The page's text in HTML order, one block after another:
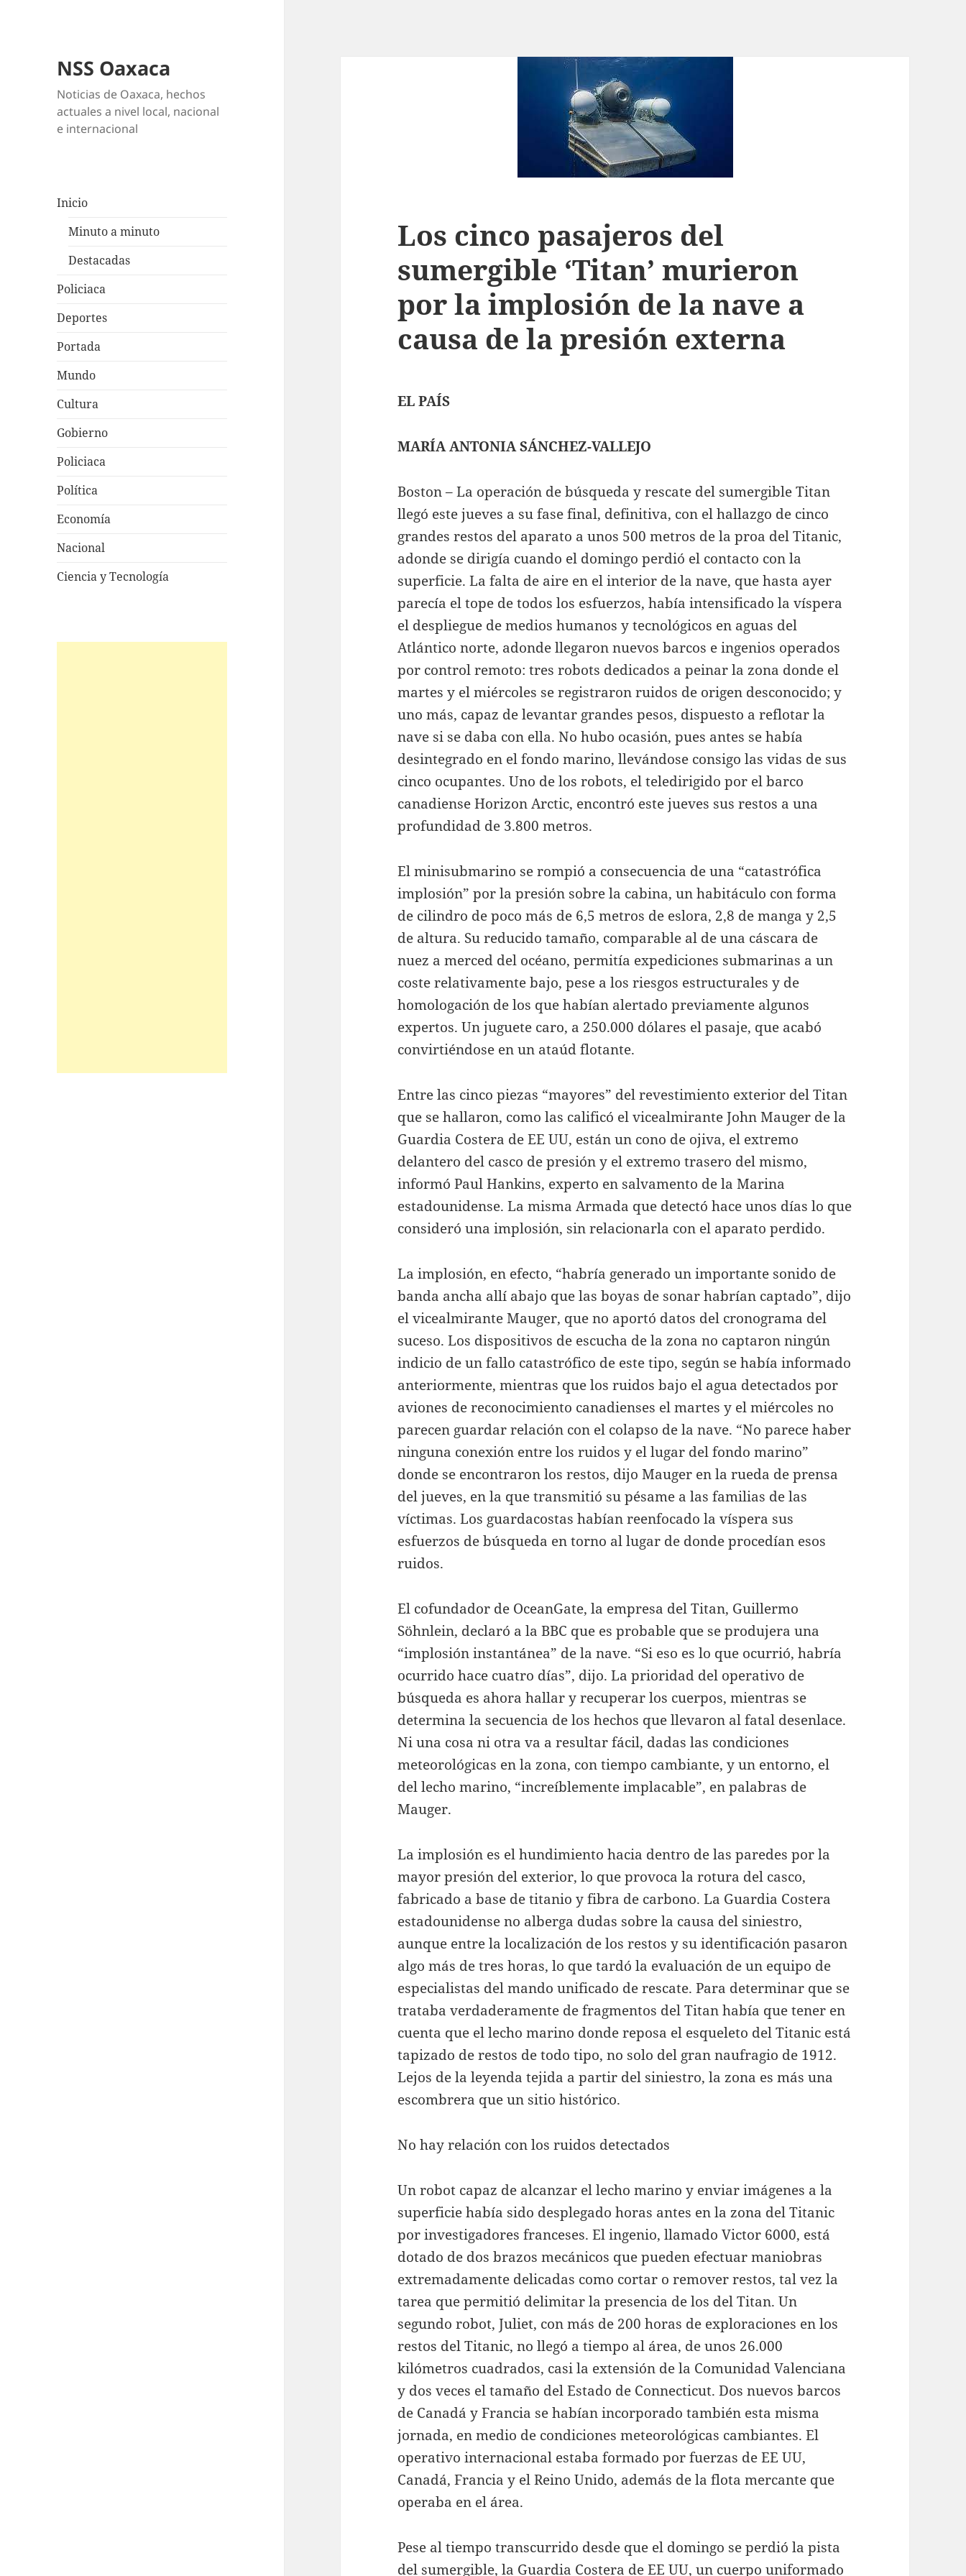
NSS Oaxaca
Noticias de Oaxaca, hechos
actuales a nivel local, nacional
e internacional
Inicio
Minuto a minuto
Destacadas
Policiaca
Deportes
Portada
Mundo
Cultura
Gobierno
Policiaca
Política
Economía
Nacional
Ciencia y Tecnología
Los cinco pasajeros del
sumergible ‘Titan’ murieron
por la implosión de la nave a
causa de la presión externa
EL PAÍS
MARÍA ANTONIA SÁNCHEZ-VALLEJO
Boston – La operación de búsqueda y rescate del sumergible Titan
llegó este jueves a su fase final, definitiva, con el hallazgo de cinco
grandes restos del aparato a unos 500 metros de la proa del Titanic,
adonde se dirigía cuando el domingo perdió el contacto con la
superficie. La falta de aire en el interior de la nave, que hasta ayer
parecía el tope de todos los esfuerzos, había intensificado la víspera
el despliegue de medios humanos y tecnológicos en aguas del
Atlántico norte, adonde llegaron nuevos barcos e ingenios operados
por control remoto: tres robots dedicados a peinar la zona donde el
martes y el miércoles se registraron ruidos de origen desconocido; y
uno más, capaz de levantar grandes pesos, dispuesto a reflotar la
nave si se daba con ella. No hubo ocasión, pues antes se había
desintegrado en el fondo marino, llevándose consigo las vidas de sus
cinco ocupantes. Uno de los robots, el teledirigido por el barco
canadiense Horizon Arctic, encontró este jueves sus restos a una
profundidad de 3.800 metros.
El minisubmarino se rompió a consecuencia de una “catastrófica
implosión” por la presión sobre la cabina, un habitáculo con forma
de cilindro de poco más de 6,5 metros de eslora, 2,8 de manga y 2,5
de altura. Su reducido tamaño, comparable al de una cáscara de
nuez a merced del océano, permitía expediciones submarinas a un
coste relativamente bajo, pese a los riesgos estructurales y de
homologación de los que habían alertado previamente algunos
expertos. Un juguete caro, a 250.000 dólares el pasaje, que acabó
convirtiéndose en un ataúd flotante.
Entre las cinco piezas “mayores” del revestimiento exterior del Titan
que se hallaron, como las calificó el vicealmirante John Mauger de la
Guardia Costera de EE UU, están un cono de ojiva, el extremo
delantero del casco de presión y el extremo trasero del mismo,
informó Paul Hankins, experto en salvamento de la Marina
estadounidense. La misma Armada que detectó hace unos días lo que
consideró una implosión, sin relacionarla con el aparato perdido.
La implosión, en efecto, “habría generado un importante sonido de
banda ancha allí abajo que las boyas de sonar habrían captado”, dijo
el vicealmirante Mauger, que no aportó datos del cronograma del
suceso. Los dispositivos de escucha de la zona no captaron ningún
indicio de un fallo catastrófico de este tipo, según se había informado
anteriormente, mientras que los ruidos bajo el agua detectados por
aviones de reconocimiento canadienses el martes y el miércoles no
parecen guardar relación con el colapso de la nave. “No parece haber
ninguna conexión entre los ruidos y el lugar del fondo marino”
donde se encontraron los restos, dijo Mauger en la rueda de prensa
del jueves, en la que transmitió su pésame a las familias de las
víctimas. Los guardacostas habían reenfocado la víspera sus
esfuerzos de búsqueda en torno al lugar de donde procedían esos
ruidos.
El cofundador de OceanGate, la empresa del Titan, Guillermo
Söhnlein, declaró a la BBC que es probable que se produjera una
“implosión instantánea” de la nave. “Si eso es lo que ocurrió, habría
ocurrido hace cuatro días”, dijo. La prioridad del operativo de
búsqueda es ahora hallar y recuperar los cuerpos, mientras se
determina la secuencia de los hechos que llevaron al fatal desenlace.
Ni una cosa ni otra va a resultar fácil, dadas las condiciones
meteorológicas en la zona, con tiempo cambiante, y un entorno, el
del lecho marino, “increíblemente implacable”, en palabras de
Mauger.
La implosión es el hundimiento hacia dentro de las paredes por la
mayor presión del exterior, lo que provoca la rotura del casco,
fabricado a base de titanio y fibra de carbono. La Guardia Costera
estadounidense no alberga dudas sobre la causa del siniestro,
aunque entre la localización de los restos y su identificación pasaron
algo más de tres horas, lo que tardó la evaluación de un equipo de
especialistas del mando unificado de rescate. Para determinar que se
trataba verdaderamente de fragmentos del Titan había que tener en
cuenta que el lecho marino donde reposa el esqueleto del Titanic está
tapizado de restos de todo tipo, no solo del gran naufragio de 1912.
Lejos de la leyenda tejida a partir del siniestro, la zona es más una
escombrera que un sitio histórico.
No hay relación con los ruidos detectados
Un robot capaz de alcanzar el lecho marino y enviar imágenes a la
superficie había sido desplegado horas antes en la zona del Titanic
por investigadores franceses. El ingenio, llamado Victor 6000, está
dotado de dos brazos mecánicos que pueden efectuar maniobras
extremadamente delicadas como cortar o remover restos, tal vez la
tarea que permitió delimitar la presencia de los del Titan. Un
segundo robot, Juliet, con más de 200 horas de exploraciones en los
restos del Titanic, no llegó a tiempo al área, de unos 26.000
kilómetros cuadrados, casi la extensión de la Comunidad Valenciana
y dos veces el tamaño del Estado de Connecticut. Dos nuevos barcos
de Canadá y Francia se habían incorporado también esta misma
jornada, en medio de condiciones meteorológicas cambiantes. El
operativo internacional estaba formado por fuerzas de EE UU,
Canadá, Francia y el Reino Unido, además de la flota mercante que
operaba en el área.
Pese al tiempo transcurrido desde que el domingo se perdió la pista
del sumergible, la Guardia Costera de EE UU, un cuerpo uniformado